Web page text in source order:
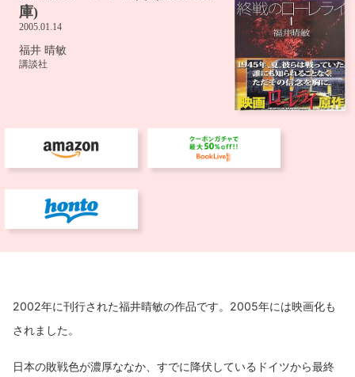
2002年に刊行された福井晴敏の作品です。2005年には映画化も
されました。
日本の敗戦色が濃厚ななか、すでに降伏しているドイツから最終